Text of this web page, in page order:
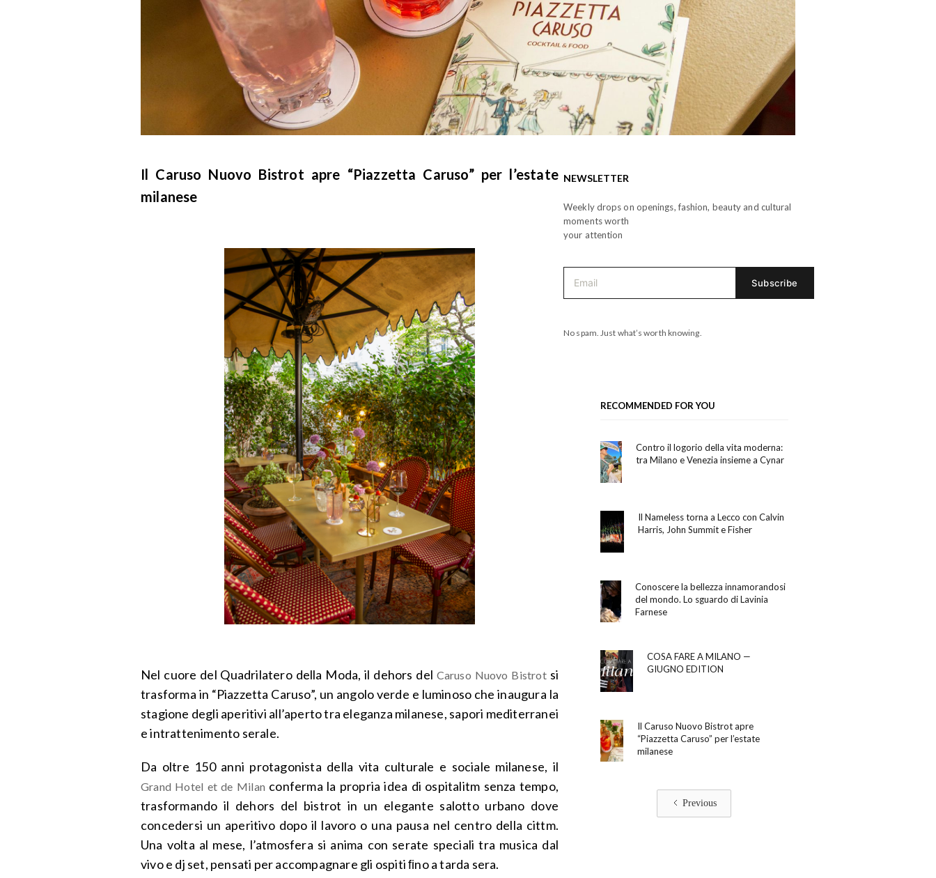
Il Caruso Nuovo Bistrot apre “Piazzetta Caruso” per l’estate
milanese
Nel cuore del Quadrilatero della Moda, il dehors del Caruso Nuovo Bistrotsi
trasforma in “Piazzetta Caruso”, un angolo verde e luminoso che inaugura la
stagione degli aperitivi all’aperto tra eleganza milanese, sapori mediterranei
e intrattenimento serale.
Da oltre 150 anni protagonista della vita culturale e sociale milanese, il
Grand Hotel et de Milan conferma la propria idea di ospitalitm senza tempo,
trasformando il dehors del bistrot in un elegante salotto urbano dove
concedersi un aperitivo dopo il lavoro o una pausa nel centro della cittm.
Una volta al mese, l’atmosfera si anima con serate speciali tra musica dal
vivo e dj set, pensati per accompagnare gli ospiti ﬁno a tarda sera.
NEWSLETTER
Weekly drops on openings, fashion, beauty and cultural
moments worth
your attention
No spam. Just what’s worth knowing.
RECOMMENDED FOR YOU
Contro il logorio della vita moderna:
tra Milano e Venezia insieme a Cynar
Il Nameless torna a Lecco con Calvin
Harris, John Summit e Fisher
Conoscere la bellezza innamorandosi
del mondo. Lo sguardo di Lavinia
Farnese
COSA FARE A MILANO —
GIUGNO EDITION
Il Caruso Nuovo Bistrot apre
“Piazzetta Caruso” per l’estate
milanese
Previous